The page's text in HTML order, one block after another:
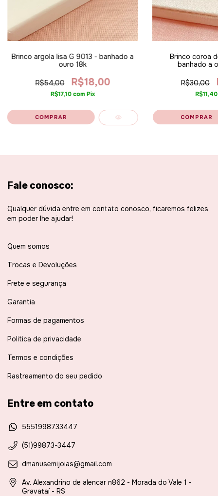
Brinco argola lisa G 9013 - banhado a
ouro 18k
R$54,00 R$18,00
R$17,10com Pix
Brinco coroa
banhado a
R$30,00
Fale conosco:
Qualquer dúvida entre em contato conosco, ficaremos felizes
em poder lhe ajudar!
Quem somos
Trocas e Devoluções
Frete e segurança
Garantia
Formas de pagamentos
Politica de privacidade
Termos e condições
Rastreamento do seu pedido
Entre em contato
5551998733447
(51)99873-3447
dmanusemijoias@gmail.com
Av. Alexandrino de alencar n862 - Morada do Vale 1 -
Gravataí - RS